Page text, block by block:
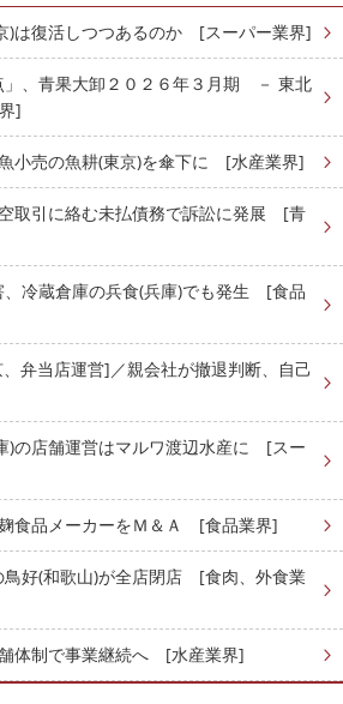
)は復活しつつあるのか [スーパー業界]
」、青果大卸２０２６年３月期 － 東北
]
小売の魚耕(東京)を傘下に [水産業界]
取引に絡む未払債務で訴訟に発展 [青
、冷蔵倉庫の兵食(兵庫)でも発生 [食品
弁当店運営]／親会社が撤退判断、自己
)の店舗運営はマルワ渡辺水産に [スー
食品メーカーをＭ＆Ａ [食品業界]
鳥好(和歌山)が全店閉店 [食肉、外食業
体制で事業継続へ [水産業界]